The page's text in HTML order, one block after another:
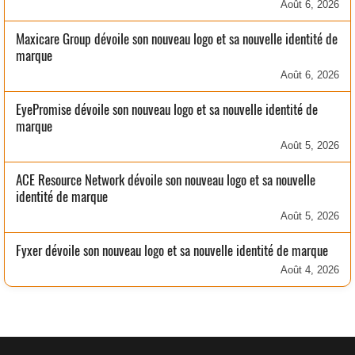
Août 6, 2026
Maxicare Group dévoile son nouveau logo et sa nouvelle identité de
marque
Août 6, 2026
EyePromise dévoile son nouveau logo et sa nouvelle identité de
marque
Août 5, 2026
ACE Resource Network dévoile son nouveau logo et sa nouvelle
identité de marque
Août 5, 2026
Fyxer dévoile son nouveau logo et sa nouvelle identité de marque
Août 4, 2026